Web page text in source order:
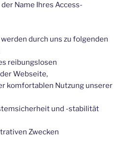
Name Ihres Access-
durch uns zu folgenden
reibungslosen
Webseite,
komfortablen Nutzung unserer
und -stabilität
Zwecken